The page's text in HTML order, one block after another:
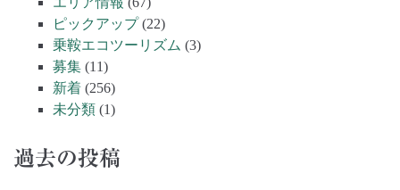
ピックアップ(22)
乗鞍エコツーリズム (3)
募集 (11)
新着 (256)
未分類 (1)
過去の投稿